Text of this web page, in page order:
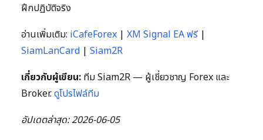
ฝึกปฏิบัติจริง
อ่านเพิ่มเติม: iCafeForex | XM Signal EA ฟรี|
SiamLanCard | Siam2R
เกี่ยวกับผู้เขียน: ทีม Siam2R — ผู้เชี่ยวชาญ Forex และ
Broker.ดูโปรไฟล์ทีม
อัปเดตล่าสุด: 2026-06-05